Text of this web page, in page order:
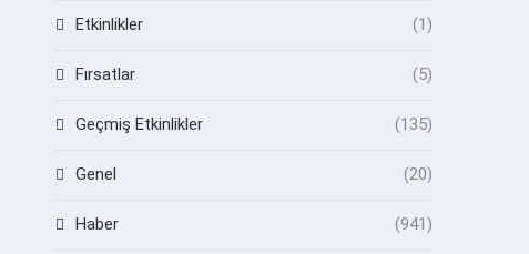
Etkinlikler (1)
Fırsatlar (5)
Geçmiş Etkinlikler (135)
Genel (20)
Haber (941)